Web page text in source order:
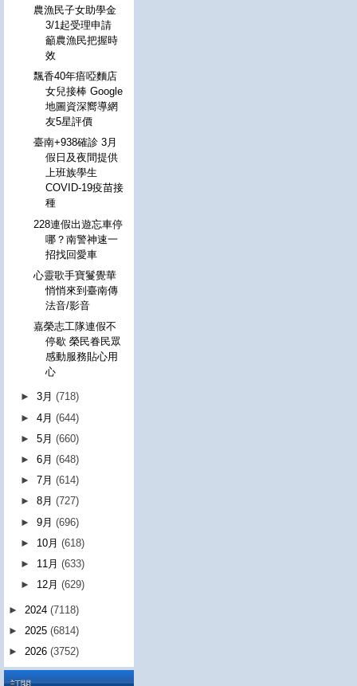
農漁民子女助學金
3/1起受理申請
籲農漁民把握時
效
飄香40年瘖啞麵店
女兒接棒 Google
地圖資深嚮導網
友5星評價
臺南+938確診 3月
假日及夜間提供
上班族學生
COVID-19疫苗接
種
228連假出遊忘車停
哪？南警神速一
招找回愛車
心靈歌手寶鬘覺華
悄悄來到臺南傳
法音/影音
嘉榮志工隊連假不
停歇 榮民眷民眾
感動服務貼心用
心
►3月(718)
►4月(644)
►5月(660)
►6月(648)
►7月(614)
►8月(727)
►9月(696)
► 10月(618)
► 11月(633)
► 12月(629)
► 2024 (7118)
► 2025 (6814)
► 2026 (3752)